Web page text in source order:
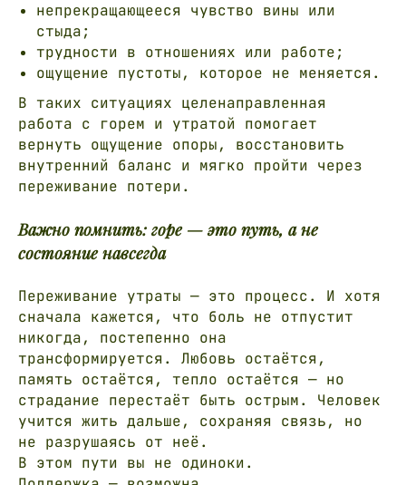
непрекращающееся чувство вины или
стыда;
трудности в отношениях или работе;
ощущение пустоты, которое не меняется.
В таких ситуациях целенаправленная
работа с горем и утратой помогает
вернуть ощущение опоры, восстановить
внутренний баланс и мягко пройти через
переживание потери.
Важно помнить: горе — это путь, а не
состояние навсегда
Переживание утраты — это процесс. И хотя
сначала кажется, что боль не отпустит
никогда, постепенно она
трансформируется. Любовь остаётся,
память остаётся, тепло остаётся — но
страдание перестаёт быть острым. Человек
учится жить дальше, сохраняя связь, но
не разрушаясь от неё.
В этом пути вы не одиноки.